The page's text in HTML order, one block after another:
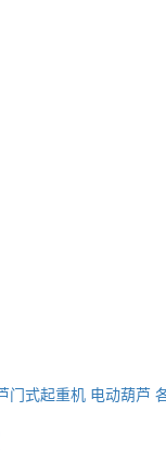
门式起重机 电动葫芦